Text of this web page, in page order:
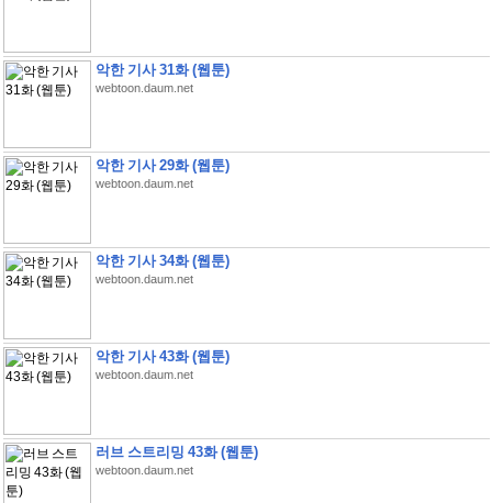
악한 기사 31화 (웹툰)
webtoon.daum.net
악한 기사 29화 (웹툰)
webtoon.daum.net
악한 기사 34화 (웹툰)
webtoon.daum.net
악한 기사 43화 (웹툰)
webtoon.daum.net
러브 스트리밍 43화 (웹툰)
webtoon.daum.net